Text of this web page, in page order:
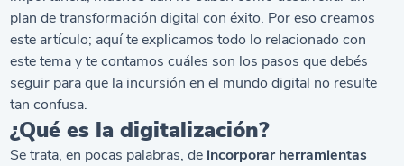
plan de transformación digital con éxito. Por eso creamos
este artículo; aquí te explicamos todo lo relacionado con
este tema y te contamos cuáles son los pasos que debés
seguir para que la incursión en el mundo digital no resulte
tan confusa.
¿Qué es la digitalización?
Se trata, en pocas palabras, de incorporar herramientas